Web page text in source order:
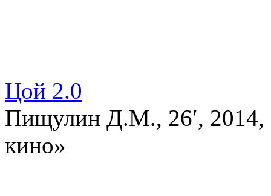
Цой 2.0
Пищулин Д.М., 26′,
кино»